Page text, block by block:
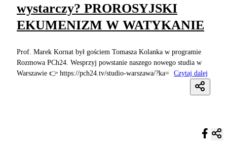
wystarczy? PROROSYJSKI
EKUMENIZM W WATYKANIE
Prof. Marek Kornat był gościem Tomasza Kolanka w programie
Rozmowa PCh24. Wesprzyj powstanie naszego nowego studia w
Warszawie 👉 https://pch24.tv/studio-warszawa/?ka= Czytaj dalej